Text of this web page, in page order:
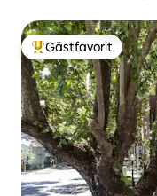
Populär gästfavorit
Gästfavorit